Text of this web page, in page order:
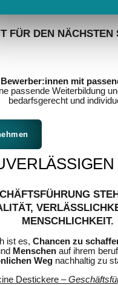
FÜR DEN NÄCHSTEN
Bewerber:innen mit
passende Weiterbildung
bedarfsgerecht und
MENSCHLICHKEIT.
ist es, Chancen zu
Menschen auf ihrem
Weg nachhaltig zu
Destickere –